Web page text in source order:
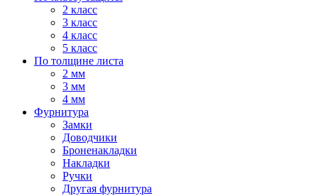
2 класс
3 класс
4 класс
5 класс
По толщине листа
2 мм
3 мм
4 мм
Фурнитура
Замки
Доводчики
Броненакладки
Накладки
Ручки
Другая фурнитура